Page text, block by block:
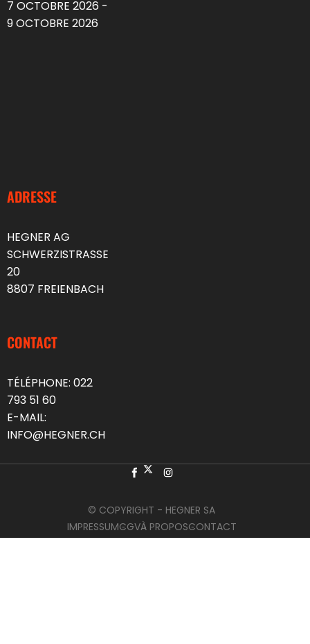
7 OCTOBRE 2026 -
9 OCTOBRE 2026
ADRESSE
HEGNER AG
SCHWERZISTRASSE
20
8807 FREIENBACH
CONTACT
TÉLÉPHONE: 022
793 51 60
E-MAIL:
INFO@HEGNER.CH
© COPYRIGHT - HEGNER SA
IMPRESSUMCGVÀ PROPOSCONTACT